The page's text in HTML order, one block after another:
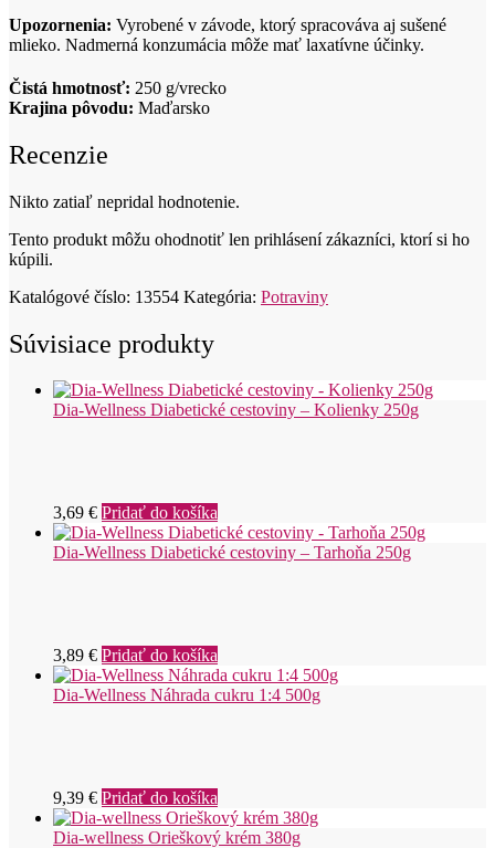
Upozornenia: Vyrobené v závode, ktorý spracováva aj sušené
mlieko. Nadmerná konzumácia môže mať laxatívne účinky.
Čistá hmotnosť: 250 g/vrecko
Krajina pôvodu: Maďarsko
Recenzie
Nikto zatiaľ nepridal hodnotenie.
Tento produkt môžu ohodnotiť len prihlásení zákazníci, ktorí si ho
kúpili.
Katalógové číslo: 13554 Kategória: Potraviny
Súvisiace produkty
Dia-Wellness Diabetické cestoviny – Kolienky 250g
3,69 € Pridať do košíka
Dia-Wellness Diabetické cestoviny – Tarhoňa 250g
3,89 € Pridať do košíka
Dia-Wellness Náhrada cukru 1:4 500g
9,39 € Pridať do košíka
Dia-wellness Orieškový krém 380g